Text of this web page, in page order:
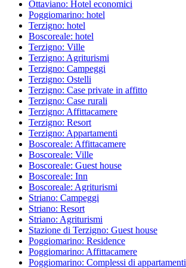
Ottaviano: Hotel economici
Poggiomarino: hotel
Terzigno: hotel
Boscoreale: hotel
Terzigno: Ville
Terzigno: Agriturismi
Terzigno: Campeggi
Terzigno: Ostelli
Terzigno: Case private in affitto
Terzigno: Case rurali
Terzigno: Affittacamere
Terzigno: Resort
Terzigno: Appartamenti
Boscoreale: Affittacamere
Boscoreale: Ville
Boscoreale: Guest house
Boscoreale: Inn
Boscoreale: Agriturismi
Striano: Campeggi
Striano: Resort
Striano: Agriturismi
Stazione di Terzigno: Guest house
Poggiomarino: Residence
Poggiomarino: Affittacamere
Poggiomarino: Complessi di appartamenti